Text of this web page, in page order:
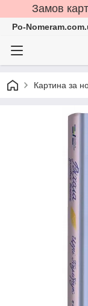
Замов
Po-
Картина за